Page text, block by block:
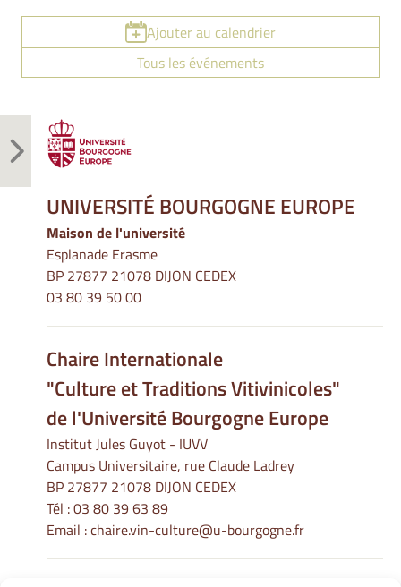
Ajouter au calendrier
Tous les événements
UNIVERSITÉ BOURGOGNE EUROPE
Maison de l'université
Esplanade Erasme
BP 27877 21078 DIJON CEDEX
03 80 39 50 00
Chaire Internationale
"Culture et Traditions Vitivinicoles"
de l'Université Bourgogne Europe
Institut Jules Guyot - IUVV
Campus Universitaire, rue Claude Ladrey
BP 27877 21078 DIJON CEDEX
Tél :03 80 39 63 89
Email :chaire.vin-culture@u-bourgogne.fr